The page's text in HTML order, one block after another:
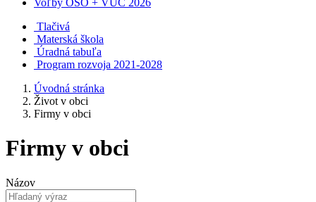
Voľby OSO + VÚC 2026
Tlačivá
Materská škola
Úradná tabuľa
Program rozvoja 2021-2028
Úvodná stránka
Život v obci
Firmy v obci
Firmy v obci
Názov